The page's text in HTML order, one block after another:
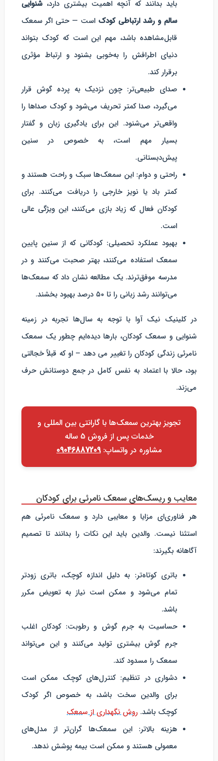
باید بدانند که آنچه اهمیت بیشتری دارد،شنوایی
سالم و رشد ارتباطی کودک است — حتی اگر سمعک
قابل‌مشاهده باشد، مهم این است که کودک بتواند
دنیای اطرافش را به‌خوبی بشنود و ارتباط مؤثری
برقرار کند.
صدای طبیعی‌تر: چون نزدیک به پرده گوش قرار
می‌گیرد، صدا کمتر تحریف می‌شود و کودک صداها را
واقعی‌تر می‌شنود. این برای یادگیری زبان و گفتار
بسیار مهم است، به خصوص در سنین
پیش‌دبستانی.
راحتی و دوام: این سمعک‌ها سبک و راحت هستند و
کمتر باد یا نویز خارجی را دریافت می‌کنند. برای
کودکان فعال که زیاد بازی می‌کنند، این ویژگی عالی
است.
بهبود عملکرد تحصیلی: کودکانی که از سنین پایین
سمعک استفاده می‌کنند، بهتر صحبت می‌کنند و در
مدرسه موفق‌ترند. یک مطالعه نشان داد که سمعک‌ها
می‌توانند رشد زبانی را تا ۵۰ درصد بهبود بخشند.
در کلینیک نیک آوا با توجه به سال‌ها تجربه در زمینه
شنوایی و سمعک کودکان، بارها دیده‌ایم چطور یک سمعک
نامرئی زندگی کودکان را تغییر می دهد – او که قبلاً خجالتی
بود، حالا با اعتماد به نفس کامل در جمع دوستانش حرف
می‌زند.
تجویز بهترین سمعک‌ها با گارانتی بین المللی و
خدمات پس از فروش 5 ساله
مشاوره در واتساپ:09046887209
معایب و ریسک‌های سمعک نامرئی برای کودکان
هر فناوری‌ای مزایا و معایبی دارد و سمعک نامرئی هم
استثنا نیست. والدین باید این نکات را بدانند تا تصمیم
آگاهانه بگیرند:
باتری کوتاه‌تر: به دلیل اندازه کوچک، باتری زودتر
تمام می‌شود و ممکن است نیاز به تعویض مکرر
باشد.
حساسیت به جرم گوش و رطوبت: کودکان اغلب
جرم گوش بیشتری تولید می‌کنند و این می‌تواند
سمعک را مسدود کند.
دشواری در تنظیم: کنترل‌های کوچک ممکن است
برای والدین سخت باشد، به خصوص اگر کودک
کوچک باشد. روش نگهداری از سمعک
هزینه بالاتر: این سمعک‌ها گران‌تر از مدل‌های
معمولی هستند و ممکن است بیمه پوشش ندهد.